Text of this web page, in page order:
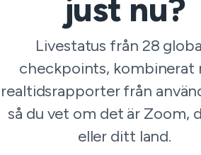
just nu?
Livestatus från 28
checkpoints, kombinerat
realtidsrapporter från
så du vet om det är Zoom,
eller ditt land.